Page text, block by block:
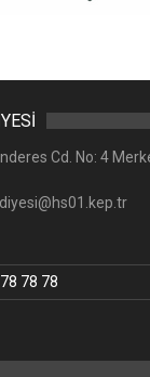
Cd. No: 4
78 78